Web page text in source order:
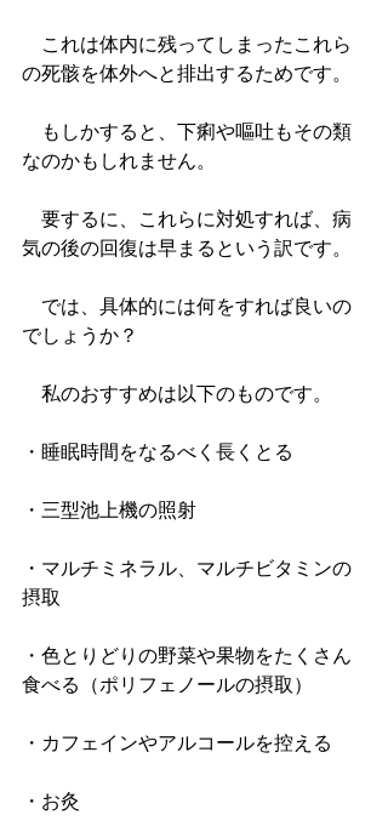
これは体内に残ってしまったこれら
の死骸を体外へと排出するためです。
もしかすると、下痢や嘔吐もその類
なのかもしれません。
要するに、これらに対処すれば、病
気の後の回復は早まるという訳です。
では、具体的には何をすれば良いの
でしょうか？
私のおすすめは以下のものです。
・睡眠時間をなるべく長くとる
・三型池上機の照射
・マルチミネラル、マルチビタミンの
摂取
・色とりどりの野菜や果物をたくさん
食べる（ポリフェノールの摂取）
・カフェインやアルコールを控える
・お灸